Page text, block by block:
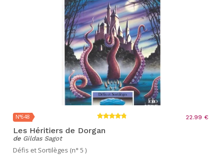
N°648 22.99 €
Les Héritiers de Dorgan
de Gildas Sagot
Défis et Sortilèges (n° 5 )